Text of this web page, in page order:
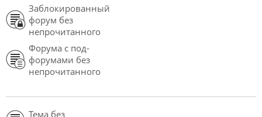
Заблокированный
форум без
непрочитанного
Форума с под-
форумами без
непрочитанного
Тема без